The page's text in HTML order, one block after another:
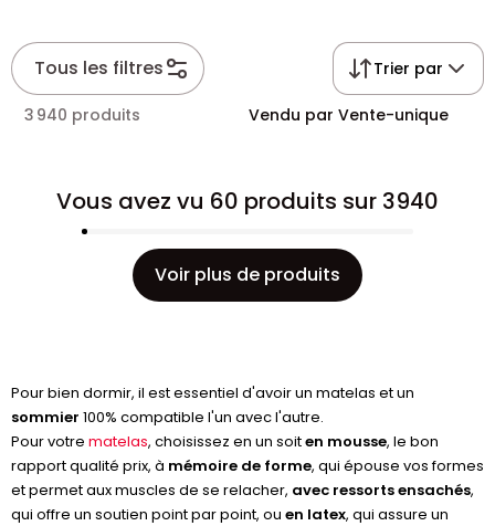
Tous les filtres Trier par
3 940 produits Vendu par Vente-unique
Vous avez vu 60 produits sur 3940
Voir plus de produits
Pour bien dormir, il est essentiel d'avoir un matelas et un
sommier 100% compatible l'un avec l'autre.
Pour votre matelas, choisissez en un soiten mousse, le bon
rapport qualité prix, à mémoire de forme, qui épouse vos formes
et permet aux muscles de se relacher, avec ressorts ensachés,
qui offre un soutien point par point, ou en latex, qui assure un